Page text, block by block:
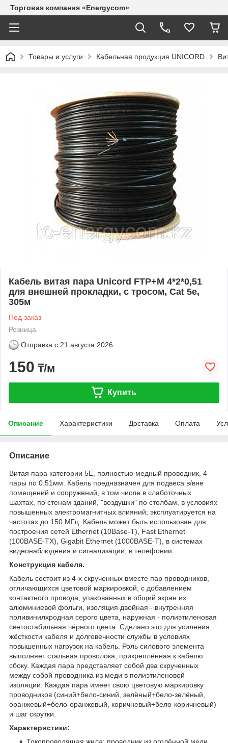
Торговая компания «Energycom»
Товары и услуги Кабельная продукция UNICORD
Кабель витая пара Unicord FTP+M 4*2*0,51
для внешней прокладки, с тросом, Cat 5e,
305м
Под заказ
Розница
Отправка с 21 августа 2026
150 ₸/м
Купить
Описание Характеристики Доставка Оплата
Описание
Витая пара категории 5Е, полностью медный проводник, 4
пары по 0.51мм. Кабель предназначен для подвеса в/вне
помещений и сооружений, в том числе в слаботочных
шахтах, по стенам зданий, "воздушки" по столбам, в условиях
повышенных электромагнитных влияний; эксплуатируется на
частотах до 150 МГц. Кабель может быть использован для
построения сетей Ethernet (10Base-T), Fast Ethernet
(100BASE-TX), Gigabit Ethernet (1000BASE-T), в системах
видеонаблюдения и сигнализации, в телефонии.
Конструкция кабеля.
Кабель состоит из 4-х скрученных вместе пар проводников,
отличающихся цветовой маркировкой, с добавлением
контактного провода, упакованных в общий экран из
алюминиевой фольги, изоляция двойная - внутренняя
поливинилхродная серого цвета, наружная - полиэтиленовая
светостабильная чёрного цвета. Сделано это для усиления
жёсткости кабеля и долговечности службы в условиях
повышенных нагрузок на кабель. Роль силового элемента
выполняет стальная проволока, прикреплённая к кабелю
сбоку. Каждая пара представляет собой два скрученных
между собой проводника из меди в полиэтиленовой
изоляции. Каждая пара имеет свою цветовую маркировку
проводников (синий+бело-синий, зелёный+бело-зелёный,
оранжевый+бело-оранжевый, коричневый+бело-коричневый)
и шаг скрутки.
Характеристики:
Токопроводящая жила: проводник из оголённой меди